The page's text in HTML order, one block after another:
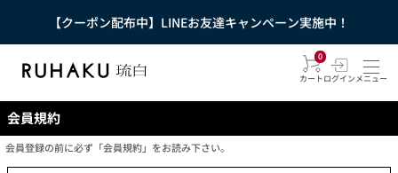
【クーポン配布中】LINEお友達キャンペーン実施中！
0
カートログインメニュー
会員規約
会員登録の前に必ず「会員規約」をお読み下さい。